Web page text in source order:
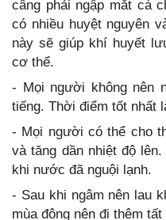
câng phải ngập mắt cá
có nhiều huyệt nguyên
này sẽ giúp khí huyết
cơ thể.
- Mọi người không nên
tiếng. Thời điểm tốt nhất
- Mọi người có thể cho
và tăng dần nhiệt độ
khi nước đã nguội lạnh.
- Sau khi ngâm nên lau
mùa đông nên đi thêm